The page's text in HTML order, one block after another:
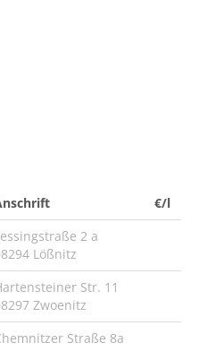
€/l
2 a
Lößnitz
Str. 11
Zwoenitz
Straße 8a